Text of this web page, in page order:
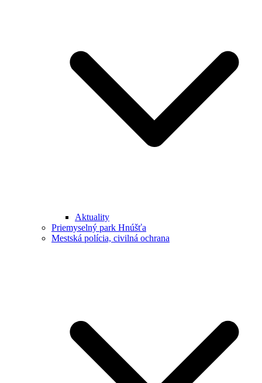
Aktuality
Priemyselný park Hnúšťa
Mestská polícia, civilná ochrana